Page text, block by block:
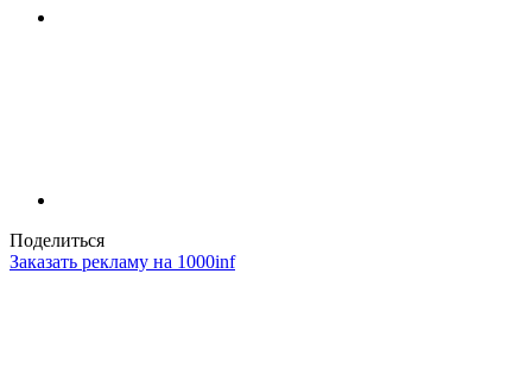
Поделиться
Заказать рекламу на 1000inf